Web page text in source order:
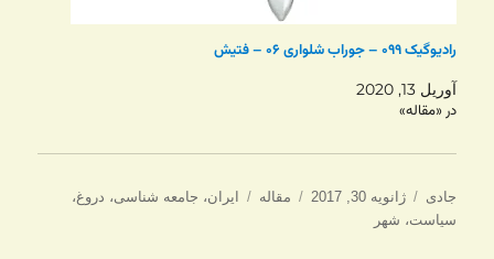
رادیوگیک ۰۹۹ – جوراب شلواری ۰۶ – فتیش
آوریل 13, 2020
در «مقاله»
نویسنده
جادی
ارسال
شده
ژانویه 30, 2017 دسته‌ها
مقاله برچسب‌ها
ایران، جامعه شناسی، دروغ،
سیاست، شهر